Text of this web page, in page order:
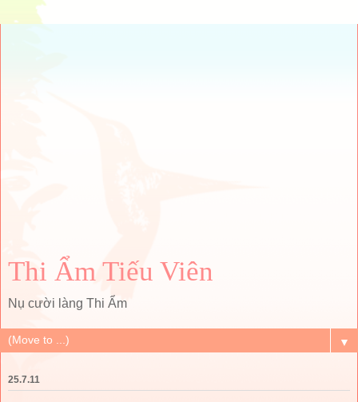
Thi Ẩm Tiếu Viên
Nụ cười làng Thi Ẩm
▼
25.7.11